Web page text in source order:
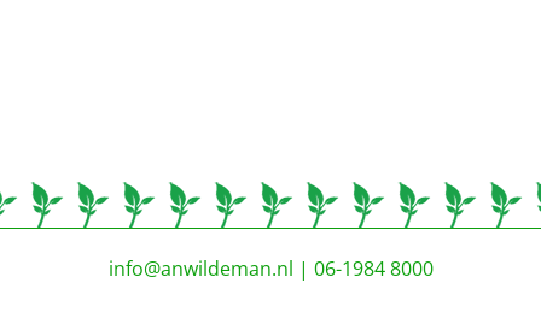
info@anwildeman.nl | 06-1984 8000